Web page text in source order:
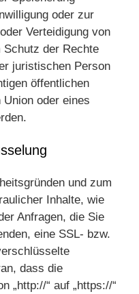
oder zur
Verteidigung von
Schutz der Rechte
juristischen Person
öffentlichen
oder eines
und zum
Inhalte, wie
Anfragen, die Sie
eine SSL- bzw.
dass die
„http://“ auf „https://“